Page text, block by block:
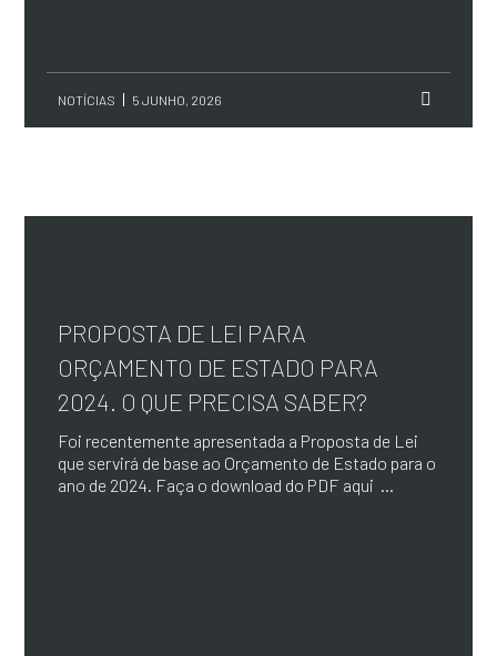
NOTÍCIAS 5 JUNHO, 2026
PROPOSTA DE LEI PARA
ORÇAMENTO DE ESTADO PARA
2024. O QUE PRECISA SABER?
Foi recentemente apresentada a Proposta de Lei
que servirá de base ao Orçamento de Estado para o
ano de 2024. Faça o download do PDF aqui ...